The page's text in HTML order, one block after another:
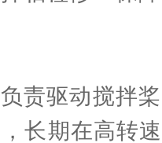
驱动搅拌桨
长期在高转